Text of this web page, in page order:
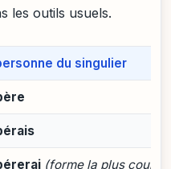
les outils usuels.
du singulier
(forme la plus